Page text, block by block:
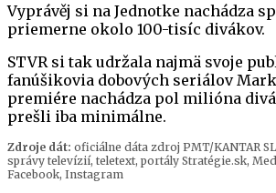
Vyprávěj si na Jednotke nachádza
priemerne okolo 100-tisíc divákov.
STVR si tak udržala najmä svoje
fanúšikovia dobových seriálov
premiére nachádza pol milióna
prešli iba minimálne.
Zdroje dát: oficiálne dáta zdroj PMT/KANTAR
správy televízií, teletext, portály Stratégie.sk,
Facebook, Instagram